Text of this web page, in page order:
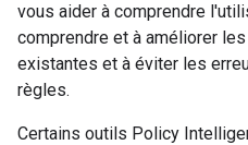
vous aider à comprendre
comprendre et à améliorer
existantes et à éviter les
règles.
Certains outils Policy